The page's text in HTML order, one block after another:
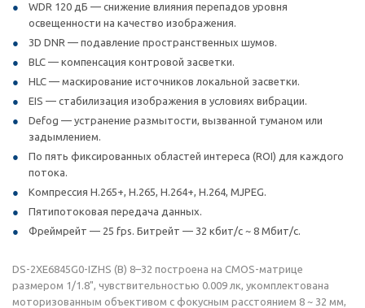
WDR 120 дБ — снижение влияния перепадов уровня
освещенности на качество изображения.
3D DNR — подавление пространственных шумов.
BLC — компенсация контровой засветки.
HLC — маскирование источников локальной засветки.
EIS — стабилизация изображения в условиях вибрации.
Defog — устранение размытости, вызванной туманом или
задымлением.
По пять фиксированных областей интереса (ROI) для каждого
потока.
Компрессия H.265+, H.265, H.264+, H.264, MJPEG.
Пятипотоковая передача данных.
Фреймрейт — 25 fps. Битрейт — 32 кбит/с ~ 8 Мбит/с.
DS-2XE6845G0-IZHS (B) 8–32 построена на CMOS-матрице
размером 1/1.8", чувствительностью 0.009 лк, укомплектована
моторизованным объективом с фокусным расстоянием 8 ~ 32 мм,